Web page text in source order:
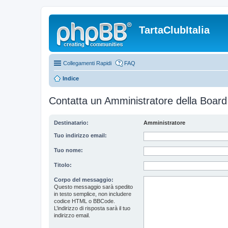
TartaClubItalia
Collegamenti Rapidi FAQ
Indice
Contatta un Amministratore della Board
Destinatario: Amministratore
Tuo indirizzo email:
Tuo nome:
Titolo:
Corpo del messaggio:
Questo messaggio sarà spedito
in testo semplice, non includere
codice HTML o BBCode.
L’indirizzo di risposta sarà il tuo
indirizzo email.